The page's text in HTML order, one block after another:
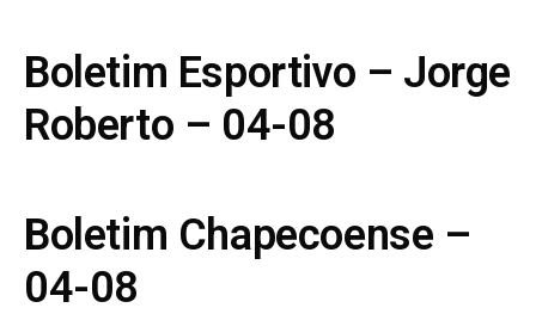
Boletim Esportivo – Jorge
Roberto – 04-08
Boletim Chapecoense –
04-08